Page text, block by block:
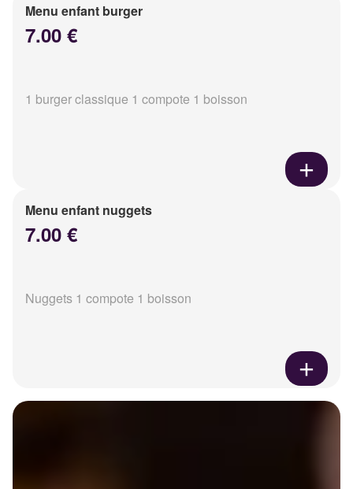
Menu enfant burger
7.00 €
1 burger classique 1 compote 1 boisson
Menu enfant nuggets
7.00 €
Nuggets 1 compote 1 boisson